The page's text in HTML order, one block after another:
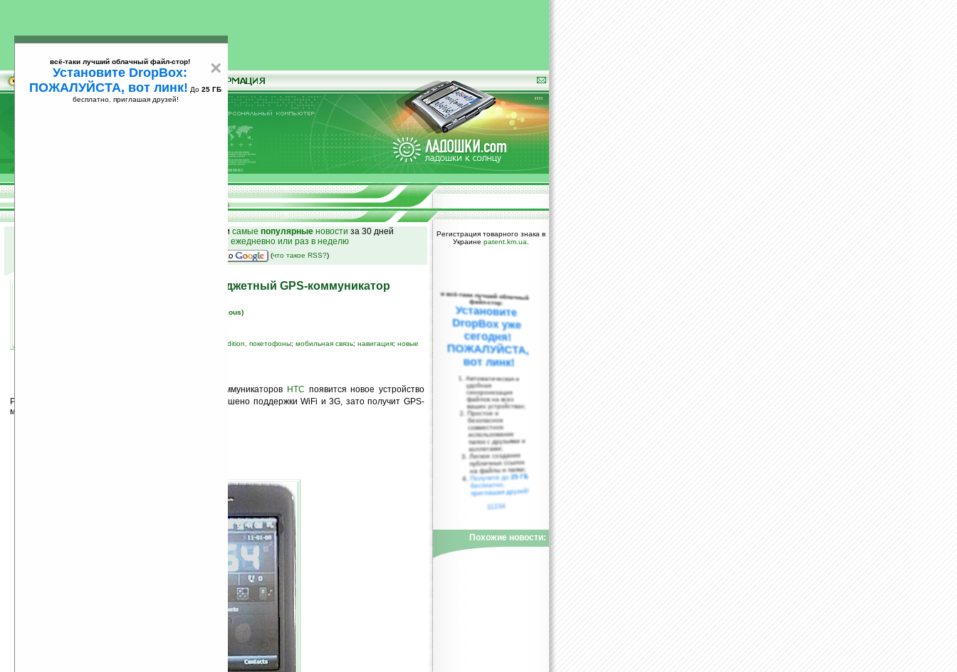
25
и самые популярные новости за 30 дней
на email ежедневно или раз в неделю
(что такое RSS?)
HTC P3470 (Pharos) — бюджетный GPS-коммуникатор
Вячеслав Черников (devious)
Pocket PC Phone Edition, покетофоны; мобильная связь; навигация; новые
скором времени в линейке бюджетных коммуникаторов HTC появится новое устройство
P3470 (кодовое название Pharos), которое будет лишено поддержки WiFi и 3G, зато получит GPS-
модуль. Об этом
Регистрация товарного знака в
Украине patent.km.ua
×
всё-таки лучший облачный файл-стор!
Установите DropBox:
ПОЖАЛУЙСТА, вот линк! До 25 ГБ
бесплатно, приглашая друзей!
и всё-таки лучший облачный
файл-стор:
Установите
DropBox уже
сегодня!
ПОЖАЛУЙСТА,
вот линк!
Автоматическая и
удобная
синхронизация
файлов на всех
ваших устройствах;
Простое и
безопасное
совместное
использование
папок с друзьями и
коллегами;
Легкое создание
публичных ссылок
на файлы и папки;
Получите до25 ГБ
бесплатно,
приглашая друзей!
11234
Похожие новости: